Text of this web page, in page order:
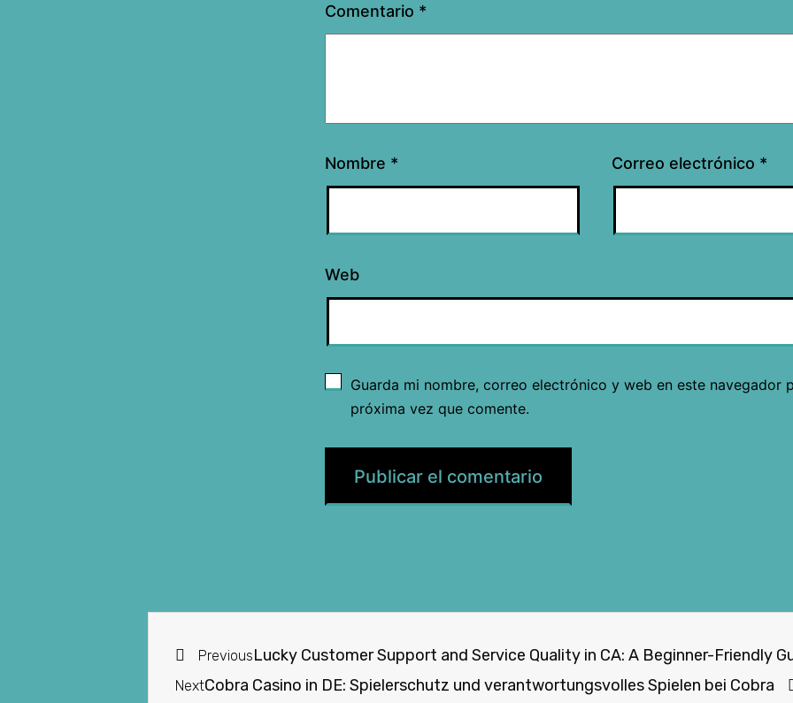
Comentario *
Nombre * Correo electrónico *
Web
Guarda mi nombre, correo electrónico y web en este navegador
próxima vez que comente.
PreviousLucky Customer Support and Service Quality in CA: A Beginner-Friendly
NextCobra Casino in DE: Spielerschutz und verantwortungsvolles Spielen bei Cobra